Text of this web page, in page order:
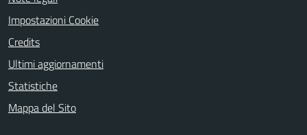
Impostazioni Cookie
Credits
Ultimi aggiornamenti
Statistiche
Mappa del Sito